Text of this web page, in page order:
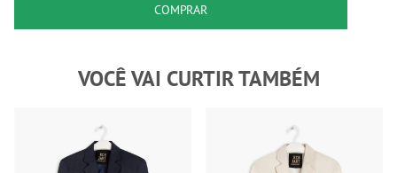
COMPRAR
VOCÊ VAI CURTIR TAMBÉM